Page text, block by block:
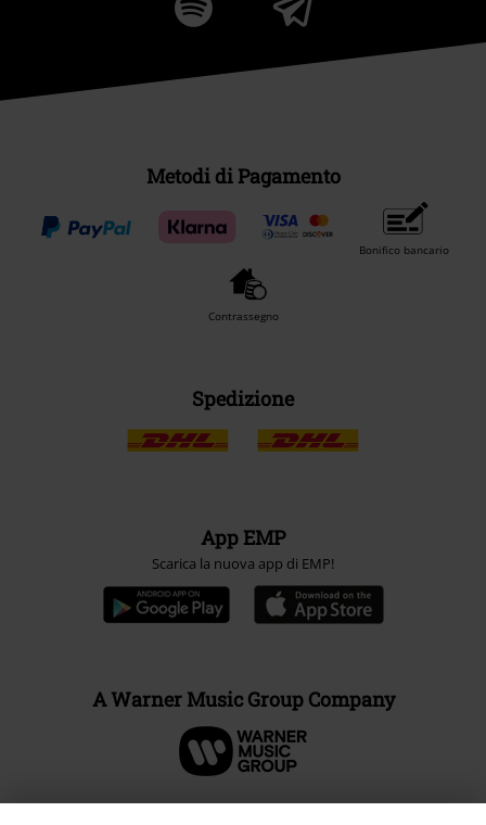
Metodi di Pagamento
Bonifico bancario
Contrassegno
Spedizione
App EMP
Scarica la nuova app di EMP!
A Warner Music Group Company